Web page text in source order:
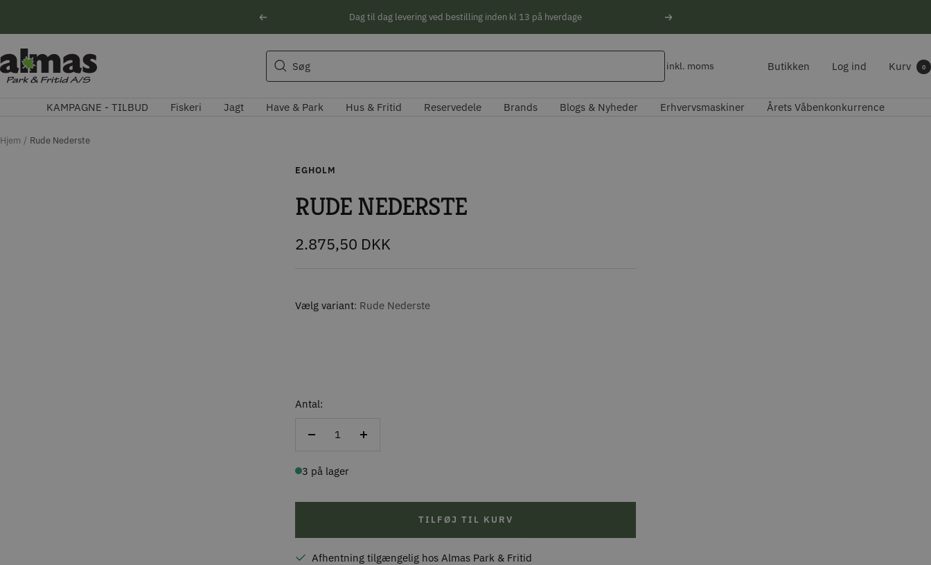
Forrige Dag til dag levering ved bestilling inden kl 13 på hverdage Næste
Søg
Almas
Park
inkl. moms Butikken Log ind Kurv 0
KAMPAGNE - TILBUD Fiskeri Jagt Have & Park Hus & Fritid Reservedele Brands Blogs & Nyheder Erhvervsmaskiner Årets Våbenkonkurrence
Hjem Rude Nederste
EGHOLM
RUDE NEDERSTE
Tilbudspris
2.875,50 DKK
Vælg variant Rude Nederste
Antal:
Reducer
Forøg
3 på lager
TILFØJ TIL KURV
Afhentning tilgængelig hos Almas Park & Fritid
Søgeforslag
Husqvarna motorsav
Kikkert
Natoptik